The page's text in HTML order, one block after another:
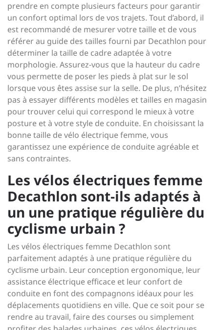
prendre en compte plusieurs facteurs pour garantir
un confort optimal lors de vos trajets. Tout d’abord, il
est recommandé de mesurer votre taille et de vous
référer au guide des tailles fourni par Decathlon pour
déterminer la taille de cadre adaptée à votre
morphologie. Assurez-vous que la hauteur du cadre
vous permette de poser les pieds à plat sur le sol
lorsque vous êtes assise sur la selle. De plus, n’hésitez
pas à essayer différents modèles et tailles en magasin
pour trouver celui qui correspond le mieux à votre
posture et à votre style de conduite. En choisissant la
bonne taille de vélo électrique femme, vous
garantissez une expérience de conduite agréable et
sans contraintes.
Les vélos électriques femme
Decathlon sont-ils adaptés à
un une pratique régulière du
cyclisme urbain ?
Les vélos électriques femme Decathlon sont
parfaitement adaptés à une pratique régulière du
cyclisme urbain. Leur conception ergonomique, leur
assistance électrique efficace et leur confort de
conduite en font des compagnons idéaux pour les
déplacements quotidiens en ville. Que ce soit pour se
rendre au travail, faire des courses ou simplement